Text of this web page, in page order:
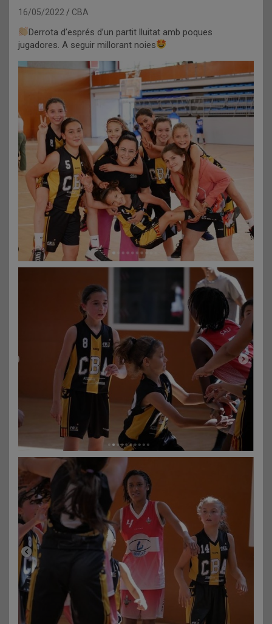
16/05/2022 CBA
Derrota d’esprés d’un partit lluitat amb poques
jugadores. A seguir millorant noies